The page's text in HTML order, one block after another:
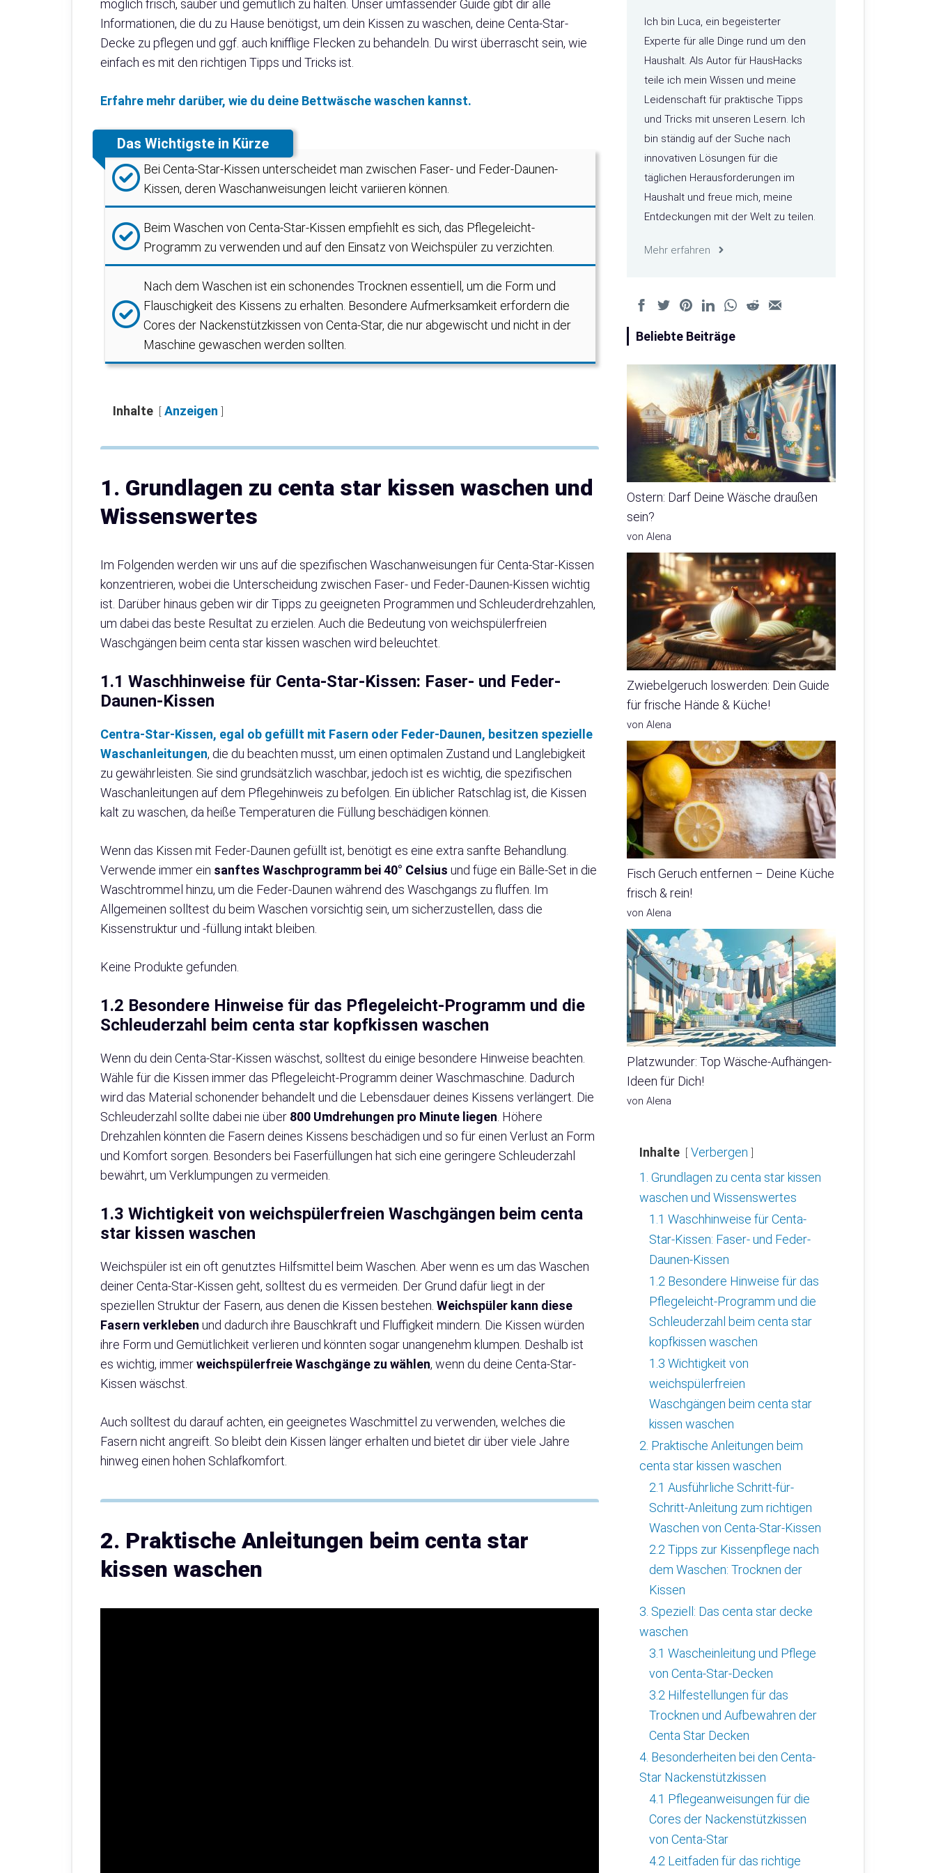
möglich frisch, sauber und gemütlich zu halten. Unser umfassender Guide gibt dir alle
Informationen, die du zu Hause benötigst, um dein Kissen zu waschen, deine Centa-Star-
Decke zu pflegen und ggf. auch knifflige Flecken zu behandeln. Du wirst überrascht sein, wie
einfach es mit den richtigen Tipps und Tricks ist.
Erfahre mehr darüber, wie du deine Bettwäsche waschen kannst.
Das Wichtigste in Kürze
Bei Centa-Star-Kissen unterscheidet man zwischen Faser- und Feder-Daunen-
Kissen, deren Waschanweisungen leicht variieren können.
Beim Waschen von Centa-Star-Kissen empfiehlt es sich, das Pflegeleicht-
Programm zu verwenden und auf den Einsatz von Weichspüler zu verzichten.
Nach dem Waschen ist ein schonendes Trocknen essentiell, um die Form und
Flauschigkeit des Kissens zu erhalten. Besondere Aufmerksamkeit erfordern die
Cores der Nackenstützkissen von Centa-Star, die nur abgewischt und nicht in der
Maschine gewaschen werden sollten.
Inhalte Anzeigen
1. Grundlagen zu centa star kissen waschen und
Wissenswertes
Im Folgenden werden wir uns auf die spezifischen Waschanweisungen für Centa-Star-Kissen
konzentrieren, wobei die Unterscheidung zwischen Faser- und Feder-Daunen-Kissen wichtig
ist. Darüber hinaus geben wir dir Tipps zu geeigneten Programmen und Schleuderdrehzahlen,
um dabei das beste Resultat zu erzielen. Auch die Bedeutung von weichspülerfreien
Waschgängen beim centa star kissen waschen wird beleuchtet.
1.1 Waschhinweise für Centa-Star-Kissen: Faser- und Feder-
Daunen-Kissen
Centra-Star-Kissen, egal ob gefüllt mit Fasern oder Feder-Daunen, besitzen spezielle
Waschanleitungen, die du beachten musst, um einen optimalen Zustand und Langlebigkeit
zu gewährleisten. Sie sind grundsätzlich waschbar, jedoch ist es wichtig, die spezifischen
Waschanleitungen auf dem Pflegehinweis zu befolgen. Ein üblicher Ratschlag ist, die Kissen
kalt zu waschen, da heiße Temperaturen die Füllung beschädigen können.
Wenn das Kissen mit Feder-Daunen gefüllt ist, benötigt es eine extra sanfte Behandlung.
Verwende immer ein sanftes Waschprogramm bei 40° Celsius und füge ein Bälle-Set in die
Waschtrommel hinzu, um die Feder-Daunen während des Waschgangs zu fluffen. Im
Allgemeinen solltest du beim Waschen vorsichtig sein, um sicherzustellen, dass die
Kissenstruktur und -füllung intakt bleiben.
Keine Produkte gefunden.
1.2 Besondere Hinweise für das Pflegeleicht-Programm und die
Schleuderzahl beim centa star kopfkissen waschen
Wenn du dein Centa-Star-Kissen wäschst, solltest du einige besondere Hinweise beachten.
Wähle für die Kissen immer das Pflegeleicht-Programm deiner Waschmaschine. Dadurch
wird das Material schonender behandelt und die Lebensdauer deines Kissens verlängert. Die
Schleuderzahl sollte dabei nie über 800 Umdrehungen pro Minute liegen . Höhere
Drehzahlen könnten die Fasern deines Kissens beschädigen und so für einen Verlust an Form
und Komfort sorgen. Besonders bei Faserfüllungen hat sich eine geringere Schleuderzahl
bewährt, um Verklumpungen zu vermeiden.
1.3 Wichtigkeit von weichspülerfreien Waschgängen beim centa
star kissen waschen
Weichspüler ist ein oft genutztes Hilfsmittel beim Waschen. Aber wenn es um das Waschen
deiner Centa-Star-Kissen geht, solltest du es vermeiden. Der Grund dafür liegt in der
speziellen Struktur der Fasern, aus denen die Kissen bestehen. Weichspüler kann diese
Fasern verkleben und dadurch ihre Bauschkraft und Fluffigkeit mindern. Die Kissen würden
ihre Form und Gemütlichkeit verlieren und könnten sogar unangenehm klumpen. Deshalb ist
es wichtig, immerweichspülerfreie Waschgänge zu wählen, wenn du deine Centa-Star-
Kissen wäschst.
Auch solltest du darauf achten, ein geeignetes Waschmittel zu verwenden, welches die
Fasern nicht angreift. So bleibt dein Kissen länger erhalten und bietet dir über viele Jahre
hinweg einen hohen Schlafkomfort.
2. Praktische Anleitungen beim centa star
kissen waschen
Ich bin Luca, ein begeisterter
Experte für alle Dinge rund um den
Haushalt. Als Autor für HausHacks
teile ich mein Wissen und meine
Leidenschaft für praktische Tipps
und Tricks mit unseren Lesern. Ich
bin ständig auf der Suche nach
innovativen Lösungen für die
täglichen Herausforderungen im
Haushalt und freue mich, meine
Entdeckungen mit der Welt zu teilen.
Mehr erfahren
Beliebte Beiträge
Ostern: Darf Deine Wäsche draußen
sein?
von Alena
Zwiebelgeruch loswerden: Dein Guide
für frische Hände & Küche!
von Alena
Fisch Geruch entfernen – Deine Küche
frisch & rein!
von Alena
Platzwunder: Top Wäsche-Aufhängen-
Ideen für Dich!
von Alena
Inhalte
Verbergen
1. Grundlagen zu centa star kissen
waschen und Wissenswertes
1.1 Waschhinweise für Centa-
Star-Kissen: Faser- und Feder-
Daunen-Kissen
1.2 Besondere Hinweise für das
Pflegeleicht-Programm und die
Schleuderzahl beim centa star
kopfkissen waschen
1.3 Wichtigkeit von
weichspülerfreien
Waschgängen beim centa star
kissen waschen
2. Praktische Anleitungen beim
centa star kissen waschen
2.1 Ausführliche Schritt-für-
Schritt-Anleitung zum richtigen
Waschen von Centa-Star-Kissen
2.2 Tipps zur Kissenpflege nach
dem Waschen: Trocknen der
Kissen
3. Speziell: Das centa star decke
waschen
3.1 Wascheinleitung und Pflege
von Centa-Star-Decken
3.2 Hilfestellungen für das
Trocknen und Aufbewahren der
Centa Star Decken
4. Besonderheiten bei den Centa-
Star Nackenstützkissen
4.1 Pflegeanweisungen für die
Cores der Nackenstützkissen
von Centa-Star
4.2 Leitfaden für das richtige